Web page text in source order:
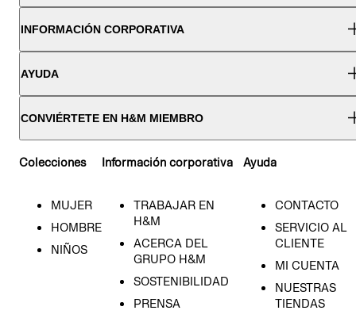
INFORMACIÓN CORPORATIVA
AYUDA
CONVIÉRTETE EN H&M MIEMBRO
Colecciones
MUJER
HOMBRE
NIÑOS
Información corporativa
TRABAJAR EN
H&M
ACERCA DEL
GRUPO H&M
SOSTENIBILIDAD
PRENSA
Ayuda
CONTACTO
SERVICIO AL
CLIENTE
MI CUENTA
NUESTRAS
TIENDAS